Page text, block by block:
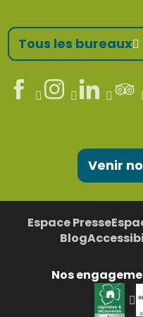
Tous les bureaux
Venir
Espace Presse
Blog
Nos